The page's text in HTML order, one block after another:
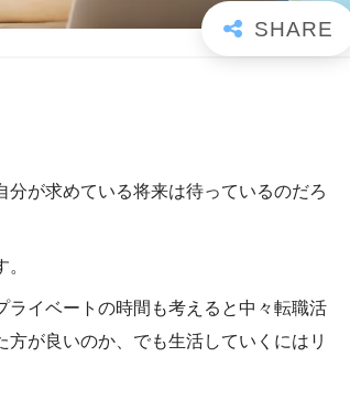
が求めている将来は待っているのだろ
ライベートの時間も考えると中々転職活
が良いのか、でも生活していくにはリ